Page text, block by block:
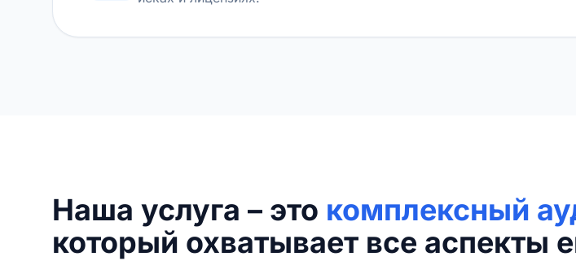
Наша услуга – это комплексный
который охватывает все аспекты